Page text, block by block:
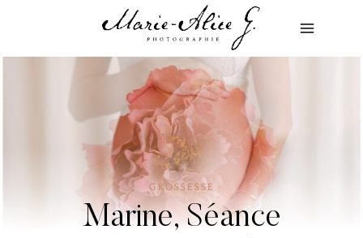
contenu
GROSSESSE
Marine, Séance